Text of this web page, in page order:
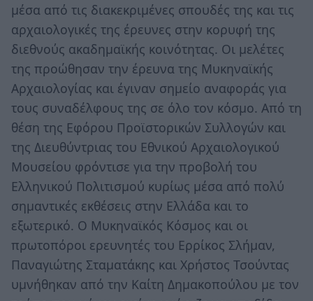
μέσα από τις διακεκριμένες σπουδές της και τις
αρχαιολογικές της έρευνες στην κορυφή της
διεθνούς ακαδημαϊκής κοινότητας. Οι μελέτες
της προώθησαν την έρευνα της Μυκηναϊκής
Αρχαιολογίας και έγιναν σημείο αναφοράς για
τους συναδέλφους της σε όλο τον κόσμο. Από τη
θέση της Εφόρου Προϊστορικών Συλλογών και
της Διευθύντριας του Εθνικού Αρχαιολογικού
Μουσείου φρόντισε για την προβολή του
Ελληνικού Πολιτισμού κυρίως μέσα από πολύ
σημαντικές εκθέσεις στην Ελλάδα και το
εξωτερικό. Ο Μυκηναϊκός Κόσμος και οι
πρωτοπόροι ερευνητές του Ερρίκος Σλήμαν,
Παναγιώτης Σταματάκης και Χρήστος Τσούντας
υμνήθηκαν από την Καίτη Δημακοπούλου με τον